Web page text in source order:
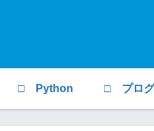
□ Python □ プログ